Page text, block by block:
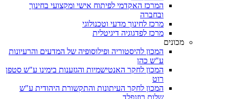
המרכז האקדמי לפיתוח אישי ומקצועי בחינוך
ובחברה
מרכז לחינוך מדעי וטכנולוגי
מרכז לפדגוגיה דיגיטלית
מכונים
המכון להיסטוריה ופילוסופיה של המדעים והרעיונות
ע"ש כהן
המכון לחקר האנטישמיות והגזענות בימינו ע"ש סטפן
רוט
המכון לחקר העיתונות והתקשורת היהודית ע"ש
שלום רוזנפלד